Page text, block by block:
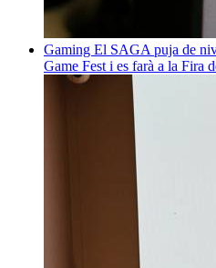
Gaming El SAGA puja de
Game Fest i es farà a la Fira